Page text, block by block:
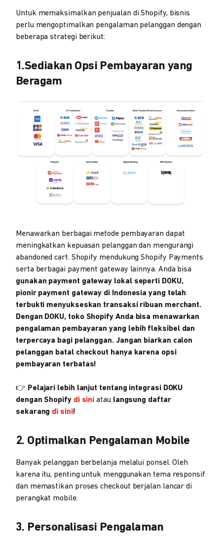
Untuk memaksimalkan penjualan di Shopify, bisnis
perlu mengoptimalkan pengalaman pelanggan dengan
beberapa strategi berikut:
1.Sediakan Opsi Pembayaran yang
Beragam
Menawarkan berbagai metode pembayaran dapat
meningkatkan kepuasan pelanggan dan mengurangi
abandoned cart. Shopify mendukung Shopify Payments
serta berbagai payment gateway lainnya. Anda bisa
gunakan payment gateway lokal seperti DOKU,
pionir payment gateway di Indonesia yang telah
terbukti menyukseskan transaksi ribuan merchant.
Dengan DOKU, toko Shopify Anda bisa menawarkan
pengalaman pembayaran yang lebih fleksibel dan
terpercaya bagi pelanggan. Jangan biarkan calon
pelanggan batal checkout hanya karena opsi
pembayaran terbatas!
👉 Pelajari lebih lanjut tentang integrasi DOKU
dengan Shopify di sini atau langsung daftar
sekarang di sini!
2. Optimalkan Pengalaman Mobile
Banyak pelanggan berbelanja melalui ponsel. Oleh
karena itu, penting untuk menggunakan tema responsif
dan memastikan proses checkout berjalan lancar di
perangkat mobile.
3. Personalisasi Pengalaman